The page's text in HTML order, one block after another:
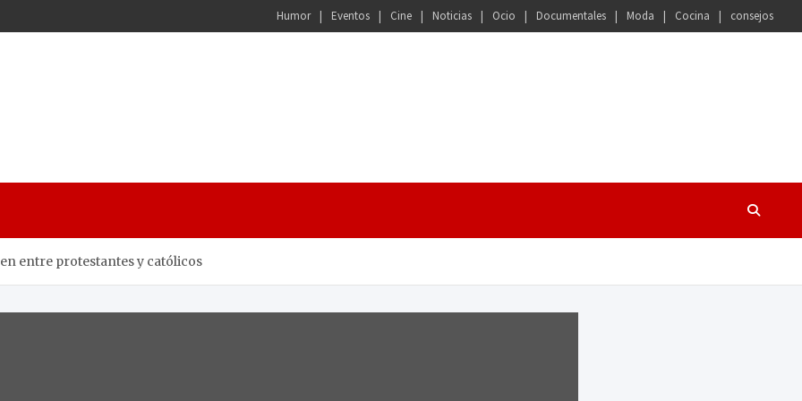
Humor Eventos Cine Noticias Ocio Documentales Moda Cocina consejos
entre protestantes y católicos